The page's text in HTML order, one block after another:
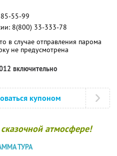
55-99
8(800) 33-333-78
в случае отправления парома
не предусмотрена
включительно
купоном
атмосфере!
ТУРА